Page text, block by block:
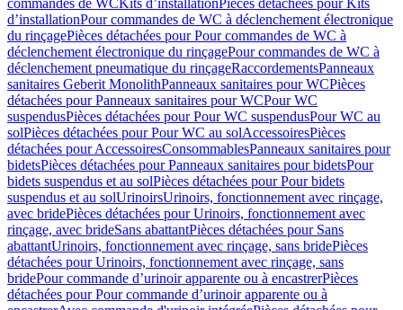
commandes de WCKits d’installationPièces détachées pour Kits
d’installationPour commandes de WC à déclenchement électronique
du rinçagePièces détachées pour Pour commandes de WC à
déclenchement électronique du rinçagePour commandes de WC à
déclenchement pneumatique du rinçageRaccordementsPanneaux
sanitaires Geberit MonolithPanneaux sanitaires pour WCPièces
détachées pour Panneaux sanitaires pour WCPour WC
suspendusPièces détachées pour Pour WC suspendusPour WC au
solPièces détachées pour Pour WC au solAccessoiresPièces
détachées pour AccessoiresConsommablesPanneaux sanitaires pour
bidetsPièces détachées pour Panneaux sanitaires pour bidetsPour
bidets suspendus et au solPièces détachées pour Pour bidets
suspendus et au solUrinoirsUrinoirs, fonctionnement avec rinçage,
avec bridePièces détachées pour Urinoirs, fonctionnement avec
rinçage, avec brideSans abattantPièces détachées pour Sans
abattantUrinoirs, fonctionnement avec rinçage, sans bridePièces
détachées pour Urinoirs, fonctionnement avec rinçage, sans
bridePour commande d’urinoir apparente ou à encastrerPièces
détachées pour Pour commande d’urinoir apparente ou à